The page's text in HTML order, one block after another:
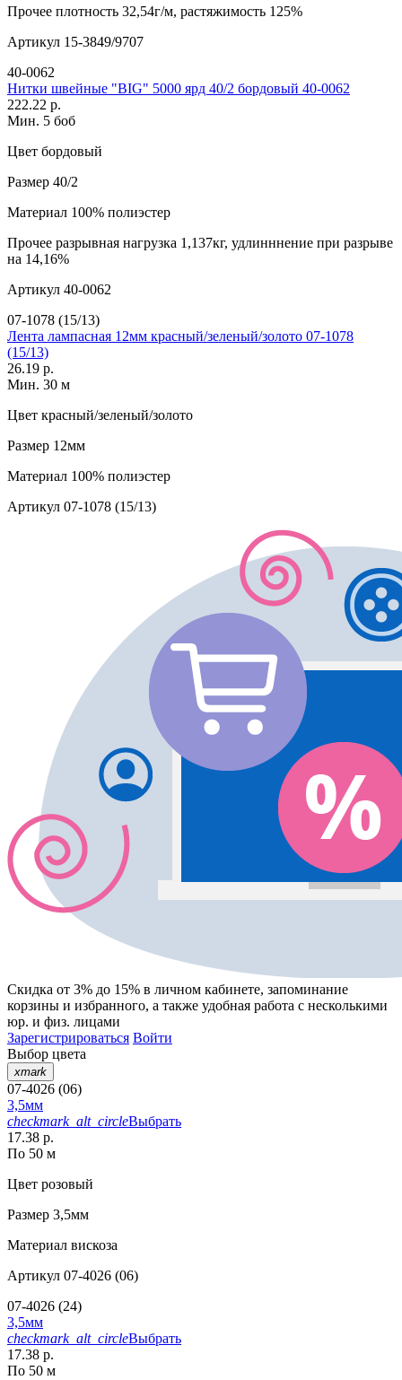
Прочее плотность 32,54г/м, растяжимость 125%
Артикул 15-3849/9707
40-0062
Нитки швейные "BIG" 5000 ярд 40/2 бордовый 40-0062
222.22 р.
Мин. 5 боб
Цвет бордовый
Размер 40/2
Материал 100% полиэстер
Прочее разрывная нагрузка 1,137кг, удлинннение при разрыве
на 14,16%
Артикул 40-0062
07-1078 (15/13)
Лента лампасная 12мм красный/зеленый/золото 07-1078
(15/13)
26.19 р.
Мин. 30 м
Цвет красный/зеленый/золото
Размер 12мм
Материал 100% полиэстер
Артикул 07-1078 (15/13)
Скидка от 3% до 15% в личном кабинете, запоминание
корзины и избранного, а также удобная работа с несколькими
юр. и физ. лицами
Зарегистрироваться Войти
Выбор цвета
xmark
07-4026 (06)
3,5мм
checkmark_alt_circleВыбрать
17.38 р.
По 50 м
Цвет розовый
Размер 3,5мм
Материал вискоза
Артикул 07-4026 (06)
07-4026 (24)
3,5мм
checkmark_alt_circleВыбрать
17.38 р.
По 50 м